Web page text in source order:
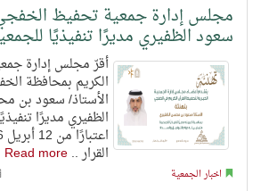
مجلس إدارة جمعية تحفيظ
سعود الظفيري مديرًا تنفيذيًا
أقرّ مجلس إدارة
الكريم بمحافظة
الأستاذ/ سعود
الظفيري مديرًا
القرار ..Read more
اخبار الجمعية